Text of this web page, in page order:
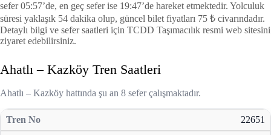
sefer 05:57’de, en geç sefer ise 19:47’de hareket etmektedir. Yolculuk
süresi yaklaşık 54 dakika olup, güncel bilet fiyatları 75 ₺ civarındadır.
Detaylı bilgi ve sefer saatleri için TCDD Taşımacılık resmi web sitesini
ziyaret edebilirsiniz.
Ahatlı – Kazköy Tren Saatleri
Ahatlı – Kazköy hattında şu an 8 sefer çalışmaktadır.
22651